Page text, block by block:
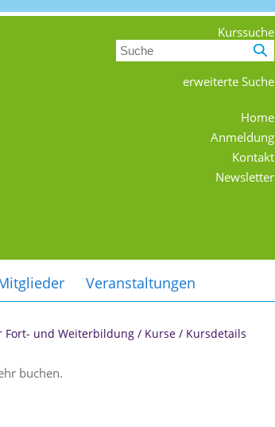
Kurssuche
erweiterte Suche
Home
Anmeldung
Kontakt
Newsletter
Veranstaltungen
Fort- und Weiterbildung / Kurse / Kursdetails
buchen.